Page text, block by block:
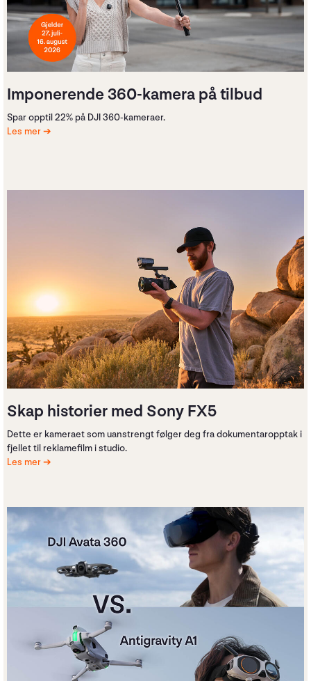
Imponerende 360-kamera på tilbud
Spar opptil 22% på DJI 360-kameraer.
Les mer
Skap historier med Sony FX5
Dette er kameraet som uanstrengt følger deg fra dokumentaropptak i
fjellet til reklamefilm i studio.
Les mer